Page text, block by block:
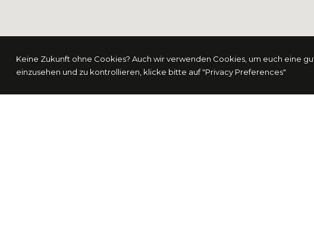
Keine Zukunft ohne Cookies? Auch wir verwenden Cookies, um euch eine
einzusehen und zu kontrollieren, klicke bitte auf "Privacy Preferences"